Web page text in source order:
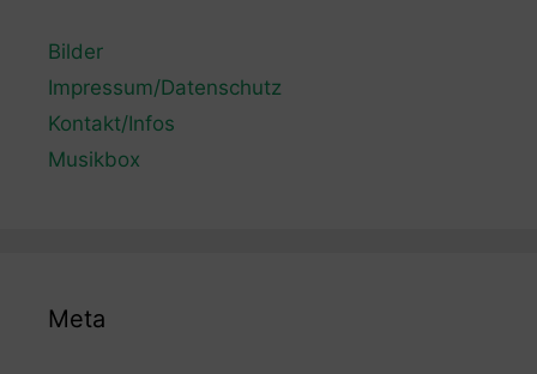
Bilder
Impressum/Datenschutz
Kontakt/Infos
Musikbox
Meta